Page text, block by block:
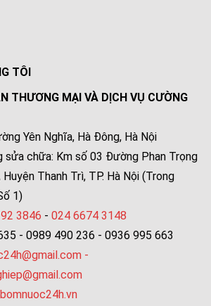
TÔI
THƯƠNG MẠI VÀ DỊCH VỤ CƯỜNG
Yên Nghĩa, Hà Đông, Hà Nội
sửa chữa: Km số 03 Đường Phan Trọng
Thanh Trì, TP. Hà Nội (Trong
1)
3846 - 024 6674 3148
- 0989 490 236 - 0936 995 663
-